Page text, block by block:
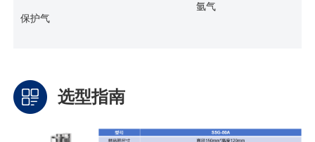
保护气
氩气
选型指南